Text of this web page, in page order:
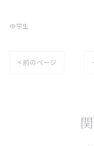
中学生
< 前のページ